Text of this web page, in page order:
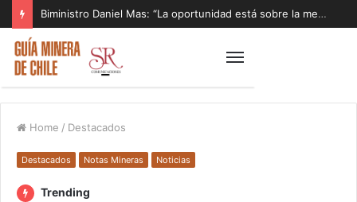
Biministro Daniel Mas: “La oportunidad está sobre la mesa y tenemos que aprovecharla”
Home / Destacados
Destacados Notas Mineras Noticias
Trending